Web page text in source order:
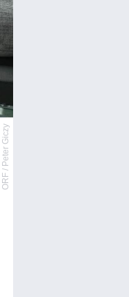
ORF / Peter Giczy